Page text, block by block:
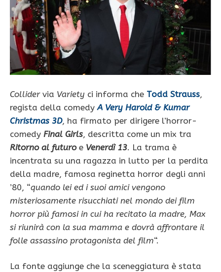
Collidervia Variety ci informa che Todd Strauss,
regista della comedyA Very Harold & Kumar
Christmas 3D, ha firmato per dirigere l’horror-
comedy Final Girls, descritta come un mix tra
Ritorno al futuroe Venerdì 13. La trama è
incentrata su una ragazza in lutto per la perdita
della madre, famosa reginetta horror degli anni
’80, “quando lei ed i suoi amici vengono
misteriosamente risucchiati nel mondo dei film
horror più famosi in cui ha recitato la madre, Max
si riunirà con la sua mamma e dovrà affrontare il
folle assassino protagonista del film“.
La fonte aggiunge che la sceneggiatura è stata